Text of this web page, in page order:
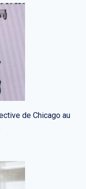
de Chicago au